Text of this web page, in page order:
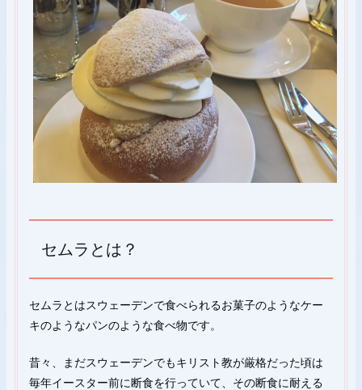
セムラとは？
セムラとはスウェーデンで食べられるお菓子のようなケー
キのようなパンのような食べ物です。
昔々、まだスウェーデンでもキリスト教が厳格だった頃は
毎年イースター前に断食を行っていて、その断食に耐える